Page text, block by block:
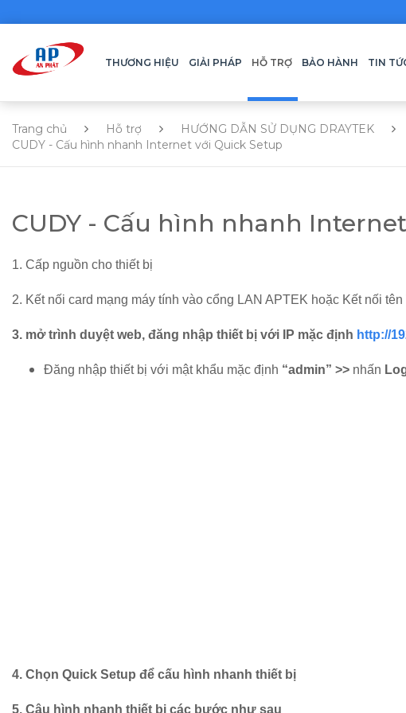
THƯƠNG HIỆU GIẢI PHÁP HỖ TRỢ BẢO HÀNH TIN
Trang chủ Hỗ trợ HƯỚNG DẪN SỬ DỤNG DRAYTEK
CUDY - Cấu hình nhanh Internet với Quick Setup
CUDY - Cấu hình nhanh
1. Cấp nguồn cho thiết bị
2. Kết nối card mạng máy tính vào cổng LAN APTEK hoặc Kết nối
3. mở trình duyệt web, đăng nhập thiết bị với IP mặc định http://
Đăng nhập thiết bị với mật khẩu mặc định “admin” >> nhấn
4. Chọn Quick Setup để cấu hình nhanh thiết bị
5. Câu hình nhanh thiết bị các bước như sau